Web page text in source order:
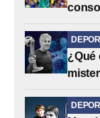
¿Qué